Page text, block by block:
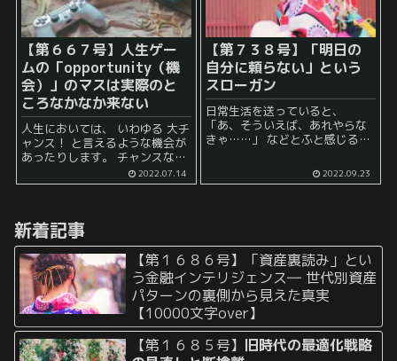
【第６６７号】人生ゲー
ムの「opportunity（機
会）」のマスは実際のと
ころなかなか来ない
人生においては、 いわゆる 大チ
ャンス！ と言えるような機会が
あったりします。 チャンスなの
言えるような状況ですね。 具体
2022.07.14
【第７３８号】「明日の
自分に頼らない」という
スローガン
日常生活を送っていると、
「あ、そういえば、あれやらな
きゃ……」 などとふと感じるこ
なメール一本を送ることかもし
れませんし、 役所にちょっとし
2022.09.23
新着記事
【第１６８６号】「資産裏読み」とい
う金融インテリジェンス― 世代別資産
パターンの裏側から見えた真実
【10000文字over】
【第１６８５号】 旧時代の最適化戦略